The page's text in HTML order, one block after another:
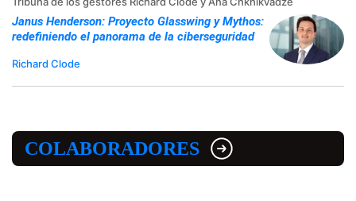
Janus Henderson: Proyecto Glasswing y Mythos:
redefiniendo el panorama de la ciberseguridad
Richard Clode
COLABORADORES